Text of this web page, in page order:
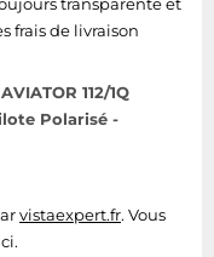
frais de livraison
112/1Q
Polarisé -
vistaexpert.fr. Vous